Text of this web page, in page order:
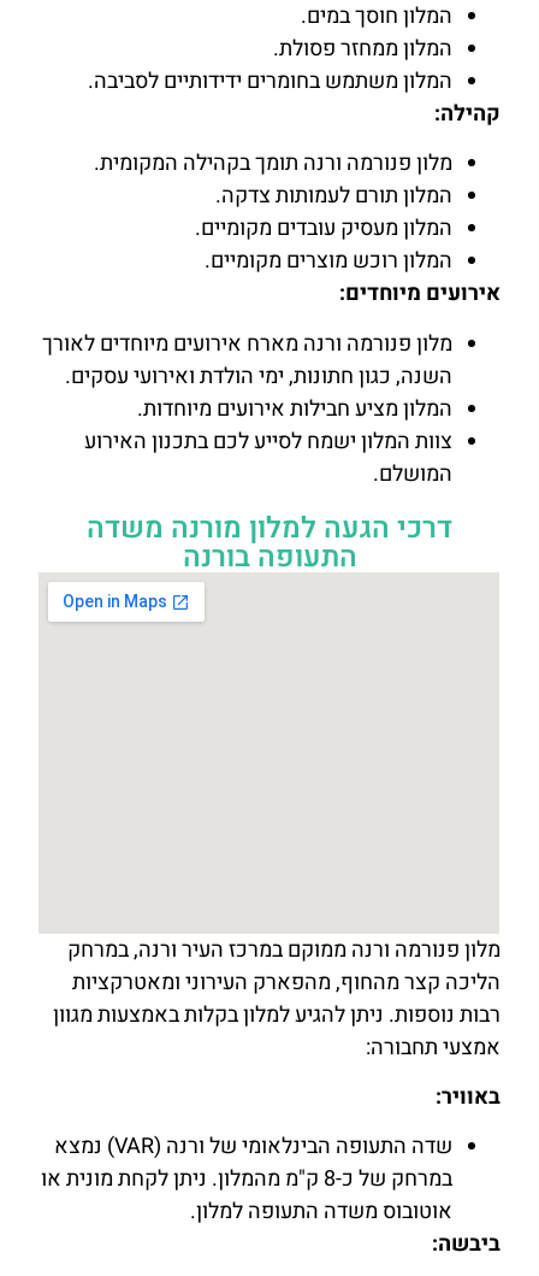
המלון חוסך במים.
המלון ממחזר פסולת.
המלון משתמש בחומרים ידידותיים לסביבה.
קהילה:
מלון פנורמה ורנה תומך בקהילה המקומית.
המלון תורם לעמותות צדקה.
המלון מעסיק עובדים מקומיים.
המלון רוכש מוצרים מקומיים.
אירועים מיוחדים:
מלון פנורמה ורנה מארח אירועים מיוחדים לאורך
השנה, כגון חתונות, ימי הולדת ואירועי עסקים.
המלון מציע חבילות אירועים מיוחדות.
צוות המלון ישמח לסייע לכם בתכנון האירוע
המושלם.
דרכי הגעה למלון מורנה משדה
התעופה בורנה
מלון פנורמה ורנה ממוקם במרכז העיר ורנה, במרחק
הליכה קצר מהחוף, מהפארק העירוני ומאטרקציות
רבות נוספות. ניתן להגיע למלון בקלות באמצעות מגוון
אמצעי תחבורה:
באוויר:
שדה התעופה הבינלאומי של ורנה (VAR) נמצא
במרחק של כ-8 ק"מ מהמלון. ניתן לקחת מונית או
אוטובוס משדה התעופה למלון.
ביבשה: